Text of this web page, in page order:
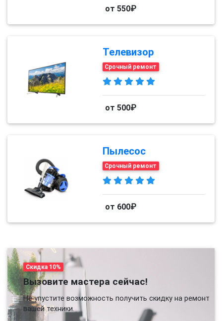
от 550₽
Телевизор
Срочный ремонт
от 500₽
Пылесос
Срочный ремонт
от 600₽
Скидка 10%
Вызовите мастера сейчас!
Не упустите возможность получить скидку на ремонт
вашей техники.